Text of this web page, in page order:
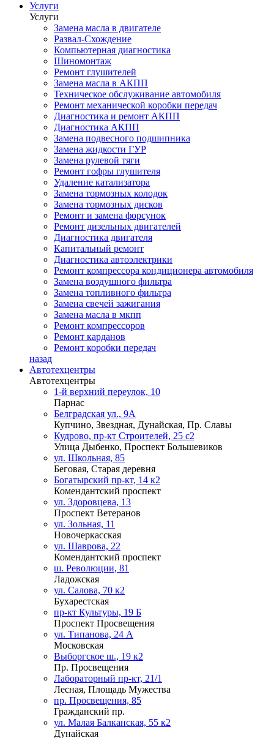
Услуги
Услуги
Замена масла в двигателе
Развал-Схождение
Компьютерная диагностика
Шиномонтаж
Ремонт глушителей
Замена масла в АКПП
Техническое обслуживание автомобиля
Ремонт механической коробки передач
Диагностика и ремонт АКПП
Диагностика АКПП
Замена подвесного подшипника
Замена жидкости ГУР
Замена рулевой тяги
Ремонт гофры глушителя
Удаление катализатора
Замена тормозных колодок
Замена тормозных дисков
Ремонт и замена форсунок
Ремонт дизельных двигателей
Диагностика двигателя
Капитальный ремонт
Диагностика автоэлектрики
Ремонт компрессора кондиционера автомобиля
Замена воздушного фильтра
Замена топливного фильтра
Замена свечей зажигания
Замена масла в мкпп
Ремонт компрессоров
Ремонт карданов
Ремонт коробки передач
назад
Автотехцентры
Автотехцентры
1-й верхний переулок, 10
Парнас
Белградская ул., 9А
Купчино, Звездная, Дунайская, Пр. Славы
Кудрово, пр-кт Строителей, 25 с2
Улица Дыбенко, Проспект Большевиков
ул. Школьная, 85
Беговая, Старая деревня
Богатырский пр-кт, 14 к2
Комендантский проспект
ул. Здоровцева, 13
Проспект Ветеранов
ул. Зольная, 11
Новочеркасская
ул. Шаврова, 22
Комендантский проспект
ш. Революции, 81
Ладожская
ул. Салова, 70 к2
Бухарестская
пр-кт Культуры, 19 Б
Проспект Просвещения
ул. Типанова, 24 А
Московская
Выборгское ш., 19 к2
Пр. Просвещения
Лабораторный пр-кт, 21/1
Лесная, Площадь Мужества
пр. Просвещения, 85
Гражданский пр.
ул. Малая Балканская, 55 к2
Дунайская